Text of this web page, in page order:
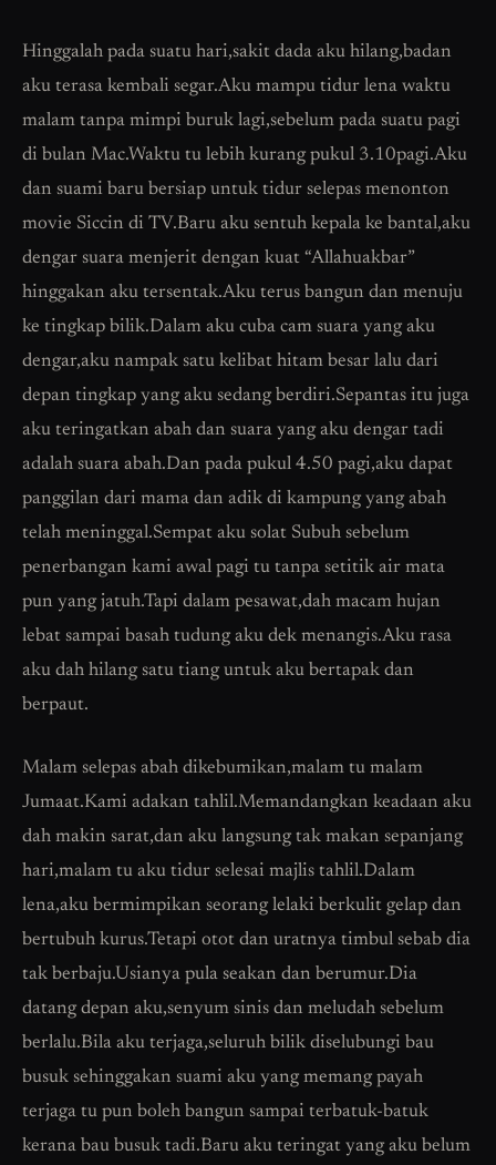
Hinggalah pada suatu hari,sakit dada aku hilang,badan
aku terasa kembali segar.Aku mampu tidur lena waktu
malam tanpa mimpi buruk lagi,sebelum pada suatu pagi
di bulan Mac.Waktu tu lebih kurang pukul 3.10pagi.Aku
dan suami baru bersiap untuk tidur selepas menonton
movie Siccin di TV.Baru aku sentuh kepala ke bantal,aku
dengar suara menjerit dengan kuat “Allahuakbar”
hinggakan aku tersentak.Aku terus bangun dan menuju
ke tingkap bilik.Dalam aku cuba cam suara yang aku
dengar,aku nampak satu kelibat hitam besar lalu dari
depan tingkap yang aku sedang berdiri.Sepantas itu juga
aku teringatkan abah dan suara yang aku dengar tadi
adalah suara abah.Dan pada pukul 4.50 pagi,aku dapat
panggilan dari mama dan adik di kampung yang abah
telah meninggal.Sempat aku solat Subuh sebelum
penerbangan kami awal pagi tu tanpa setitik air mata
pun yang jatuh.Tapi dalam pesawat,dah macam hujan
lebat sampai basah tudung aku dek menangis.Aku rasa
aku dah hilang satu tiang untuk aku bertapak dan
berpaut.
Malam selepas abah dikebumikan,malam tu malam
Jumaat.Kami adakan tahlil.Memandangkan keadaan aku
dah makin sarat,dan aku langsung tak makan sepanjang
hari,malam tu aku tidur selesai majlis tahlil.Dalam
lena,aku bermimpikan seorang lelaki berkulit gelap dan
bertubuh kurus.Tetapi otot dan uratnya timbul sebab dia
tak berbaju.Usianya pula seakan dan berumur.Dia
datang depan aku,senyum sinis dan meludah sebelum
berlalu.Bila aku terjaga,seluruh bilik diselubungi bau
busuk sehinggakan suami aku yang memang payah
terjaga tu pun boleh bangun sampai terbatuk-batuk
kerana bau busuk tadi.Baru aku teringat yang aku belum